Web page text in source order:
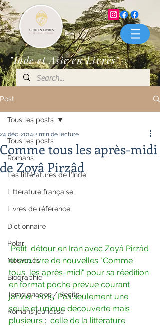
"Inde et Asie en Livres"
Post
Tous les posts
Romans
Les littératures de l'Inde
Littérature française
Livres de référence
Dictionnaire
Polar
Nouvelles
Biographie
Témoignages / Récits
Romans jeunesse
Tous les posts
Comme tous les après-midi
de Zoyâ Pirzâd
24 déc. 2014 2 min de lecture
Petit  détour en Iran avec Zoyâ Pirzâd
et son livre de nouvelles "Comme
tous  les après-midi" pour sa réédition
en format poche prévue courant
janvier  2015. Pas seulement une
seule et unique découverte mais
plusieurs :  celle de la littérature